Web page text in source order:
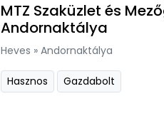
MTZ Szaküzlet és
Andornaktálya
Heves » Andornaktálya
Hasznos Gazdabolt